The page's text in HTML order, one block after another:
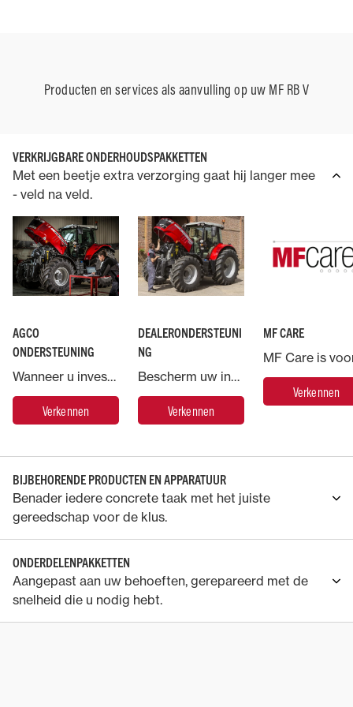
Producten en services als aanvulling op uw MF RB V
VERKRIJGBARE ONDERHOUDSPAKKETTEN
Met een beetje extra verzorging gaat hij langer mee
- veld na veld.
AGCO
ONDERSTEUNING
Wanneer u investeert in een machine van Massey Ferguson, geniet u de ondersteuning van AGCO, 's werelds grootste producent van landbouwmachines.
Verkennen
DEALERONDERSTEUNI
NG
Bescherm uw investering in Massey Ferguson en laat de zorg voor uw machinepark over aan de experts.
Verkennen
MF CARE
Verkennen
BIJBEHORENDE PRODUCTEN EN APPARATUUR
Benader iedere concrete taak met het juiste
gereedschap voor de klus.
ONDERDELENPAKKETTEN
Aangepast aan uw behoeften, gerepareerd met de
snelheid die u nodig hebt.